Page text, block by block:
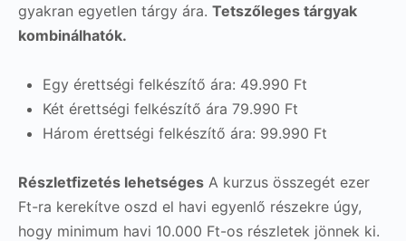
gyakran egyetlen tárgy ára. Tetszőleges tárgyak
kombinálhatók.
Egy érettségi felkészítő ára: 49.990 Ft
Két érettségi felkészítő ára 79.990 Ft
Három érettségi felkészítő ára: 99.990 Ft
Részletfizetés lehetséges A kurzus összegét ezer
Ft-ra kerekítve oszd el havi egyenlő részekre úgy,
hogy minimum havi 10.000 Ft-os részletek jönnek ki.